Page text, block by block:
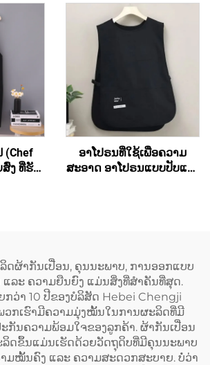
(Hair Salon) ແລະ ສຳລັບ
ສິລະປິນ ມີຄຸນນະພາບສູງ ອາ
ໂປຣນຮູບແບບເສື້ອກັ້ນທີ່ມີສ່ວນ
ເຊື່ອມຕໍ່ຂ້າມທີ່ຫຼັງ (Cross
Back) ປະກອບດ້ວຍເສື້ອຜ້າ
ເປັນສ່ວນປະກອບຂອງ
polyester ແລະ ຜ້າຝ້າ
(Cotton) ສຳລັບທັງຜູ້ຍິງ ແລະ
(Chef
ສົ່ງ ທີ່ຮັບ
ຂຶ້ນ
ດ້ວຍຜ້າ
ມ ເຊັ່ນ:
ບົບປັບ
ອາໂປຣນທີ່ໃຊ້ເພື່ອຄວາມ
ສະອາດ ອາໂປຣນແບບປັບແຕ່ງ
(Cobbler Vest Apron) ທີ່ມີ
ທັງສອງດ້ານ ແລະ ມີທີ່ຈັດຕັ້ງ
ສຳລັບເນື້ອຫາເຄື່ອງໝາກ
(Logo) ສຳລັບບາຣິສຕາ
(Barista) ແລະ ຮ້ານຕັດຜົມ
(Barbershop)
ລິດຜ້າກັນເປື່ອນ, ຄຸນນະພາບ, ການອອກແບບ
ແລະ ຄວາມຍືນຍົງ ແມ່ນສິ່ງທີ່ສຳຄັນທີ່ສຸດ.
ວ່າ 10 ປີຂອງບໍລິສັດ Hebei Chengji
ພວກເຮົາມີຄວາມມຸ່ງໝັ້ນໃນການຜະລິດທີ່ມີ
ກັນຄວາມພ້ອມໃຈຂອງລູກຄ້າ. ຜ້າກັນເປື່ອນ
ດຂຶ້ນແມ່ນເຮັດດ້ວຍວັດຖຸດິບທີ່ມີຄຸນນະພາບ
ມໝັ້ນຄົງ ແລະ ຄວາມສະດວກສະບາຍ. ບໍ່ວ່າ